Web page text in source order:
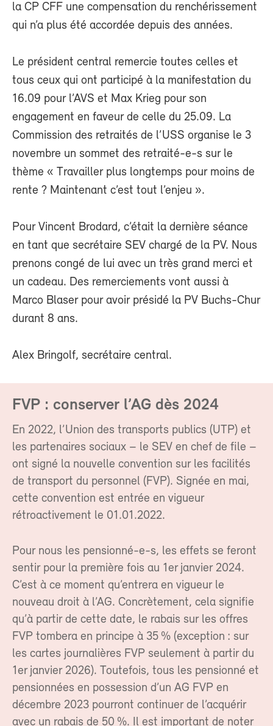
la CP CFF une compensation du renchérissement
qui n’a plus été accordée depuis des années.
Le président central remercie toutes celles et
tous ceux qui ont participé à la manifestation du
16.09 pour l’AVS et Max Krieg pour son
engagement en faveur de celle du 25.09. La
Commission des retraités de l’USS organise le 3
novembre un sommet des retraité-e-s sur le
thème « Travailler plus longtemps pour moins de
rente ? Maintenant c’est tout l’enjeu ».
Pour Vincent Brodard, c’était la dernière séance
en tant que secrétaire SEV chargé de la PV. Nous
prenons congé de lui avec un très grand merci et
un cadeau. Des remerciements vont aussi à
Marco Blaser pour avoir présidé la PV Buchs-Chur
durant 8 ans.
Alex Bringolf, secrétaire central.
FVP : conserver l’AG dès 2024
En 2022, l’Union des transports publics (UTP) et
les partenaires sociaux – le SEV en chef de file –
ont signé la nouvelle convention sur les facilités
de transport du personnel (FVP). Signée en mai,
cette convention est entrée en vigueur
rétroactivement le 01.01.2022.
Pour nous les pensionné-e-s, les effets se feront
sentir pour la première fois au 1er janvier 2024.
C’est à ce moment qu’entrera en vigueur le
nouveau droit à l’AG. Concrètement, cela signifie
qu’à partir de cette date, le rabais sur les offres
FVP tombera en principe à 35 % (exception : sur
les cartes journalières FVP seulement à partir du
1er janvier 2026). Toutefois, tous les pensionné et
pensionnées en possession d’un AG FVP en
décembre 2023 pourront continuer de l’acquérir
avec un rabais de 50 %. Il est important de noter